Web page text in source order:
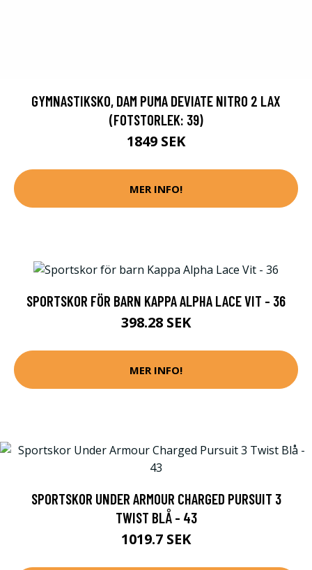
GYMNASTIKSKO, DAM PUMA DEVIATE NITRO 2 LAX
(FOTSTORLEK: 39)
1849 SEK
MER INFO!
SPORTSKOR FÖR BARN KAPPA ALPHA LACE VIT - 36
398.28 SEK
MER INFO!
SPORTSKOR UNDER ARMOUR CHARGED PURSUIT 3
TWIST BLÅ - 43
1019.7 SEK